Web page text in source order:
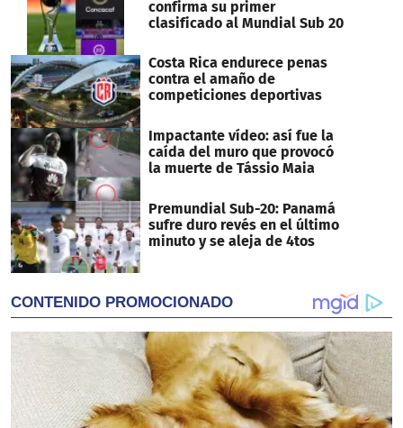
confirma su primer
clasificado al Mundial Sub 20
Costa Rica endurece penas
contra el amaño de
competiciones deportivas
Impactante vídeo: así fue la
caída del muro que provocó
la muerte de Tássio Maia
Premundial Sub-20: Panamá
sufre duro revés en el último
minuto y se aleja de 4tos